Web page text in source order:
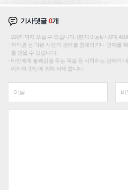
기사댓글0개
200자까지 쓰실 수 있습니다. (현재 0 byte / 최대
저작권 등 다른 사람의 권리를 침해하거나 명예를
를 받을 수 있습니다.
타인에게 불쾌감을 주는 욕설 등 비하하는 단어가
리자의 판단에 의해 삭제 합니다.